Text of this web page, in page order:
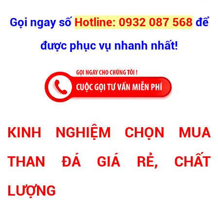
Gọi ngay số Hotline: 0932 087 568 để
được phục vụ nhanh nhất!
KINH NGHIỆM CHỌN MUA
THAN ĐÁ GIÁ RẺ, CHẤT
LƯỢNG